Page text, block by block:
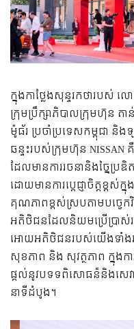
ក្នុងកាថ្លែងសុន្ទរកថា​របស់ ល
ក្រុមប្រឹក្សាភិបាល​​​ក្រុមហ៊ុន​ ​​តា
ម៉ូធ័រ​ ប្រចាំប្រទេសកម្ពុជា និ
ឆន្ទះរបស់ក្រុមហ៊ុន NISSAN
ដែលមានការរចនានិងច្នៃប្រ
ដោយមានការប្តេជ្ញាចិត្តខ្ព
គុណភាពខ្ពស់ស្របតាមបច្ចេក
អតិថិជនដែលនិយមប្រើប្រាស់រថ
អោយអតិថិជនរបស់យើងទាំង
សុខភាព និង សុវត្ថភាព ក្នុង
ផ្តល់នូវបទទពិសោធន៏និងសេ
នាទីដំបូង។